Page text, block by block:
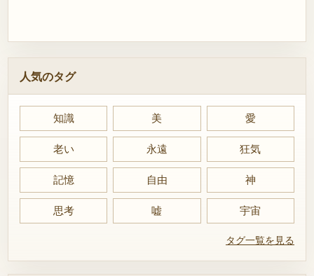
人気のタグ
知識 美 愛
老い 永遠 狂気
記憶 自由 神
思考 嘘 宇宙
タグ一覧を見る